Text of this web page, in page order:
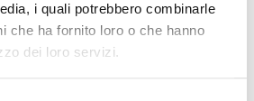
i quali potrebbero combinarle
che ha fornito loro o che hanno
dei loro servizi.
Turkey